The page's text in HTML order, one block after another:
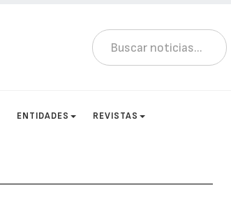
ENTIDADES REVISTAS